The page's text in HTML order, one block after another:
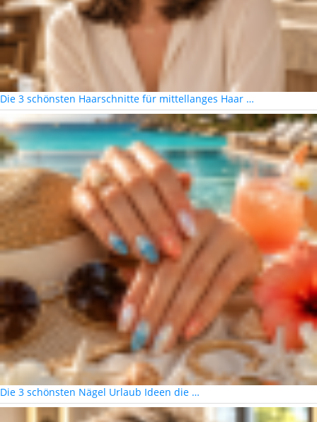
Die 3 schönsten Haarschnitte für mittellanges Haar …
Die 3 schönsten Nägel Urlaub Ideen die …